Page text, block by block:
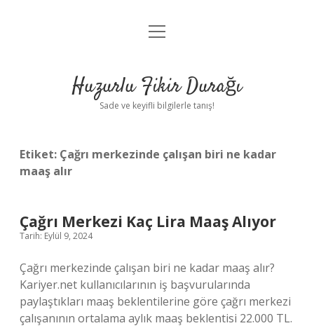
Anasayfa
Yasal Uyarı
menüyü
Huzurlu Fikir Durağı
Sade ve keyifli bilgilerle tanış!
Etiket: Çağrı merkezinde çalışan biri ne kadar
maaş alır
Çağrı Merkezi Kaç Lira Maaş Alıyor
Tarih: Eylül 9, 2024
Çağrı merkezinde çalışan biri ne kadar maaş alır?
Kariyer.net kullanıcılarının iş başvurularında
paylaştıkları maaş beklentilerine göre çağrı merkezi
çalışanının ortalama aylık maaş beklentisi 22.000 TL.